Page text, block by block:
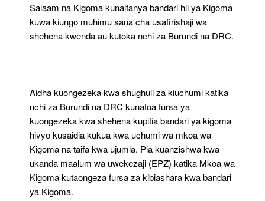
Salaam na Kigoma kunaifanya bandari hii ya Kigoma
kuwa kiungo muhimu sana cha usafirishaji wa
shehena kwenda au kutoka nchi za Burundi na DRC.
Aidha kuongezeka kwa shughuli za kiuchumi katika
nchi za Burundi na DRC kunatoa fursa ya
kuongezeka kwa shehena kupitia bandari ya kigoma
hivyo kusaidia kukua kwa uchumi wa mkoa wa
Kigoma na taifa kwa ujumla. Pia kuanzishwa kwa
ukanda maalum wa uwekezaji (EPZ) katika Mkoa wa
Kigoma kutaongeza fursa za kibiashara kwa bandari
ya Kigoma.